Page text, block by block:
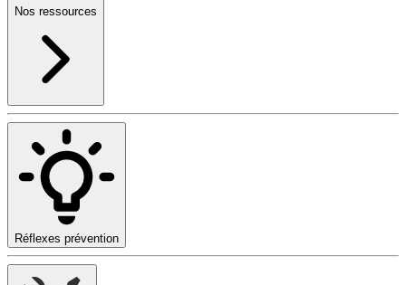
Nos ressources
Réflexes prévention